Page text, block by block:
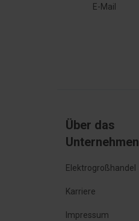
E-Mail
Über das
Unternehmen
Elektrogroßhandel
Karriere
Impressum